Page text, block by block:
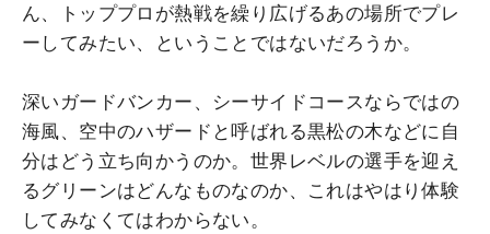
ん、トッププロが熱戦を繰り広げるあの場所でプレ
ーしてみたい、ということではないだろうか。
深いガードバンカー、シーサイドコースならではの
海風、空中のハザードと呼ばれる黒松の木などに自
分はどう立ち向かうのか。世界レベルの選手を迎え
るグリーンはどんなものなのか、これはやはり体験
してみなくてはわからない。